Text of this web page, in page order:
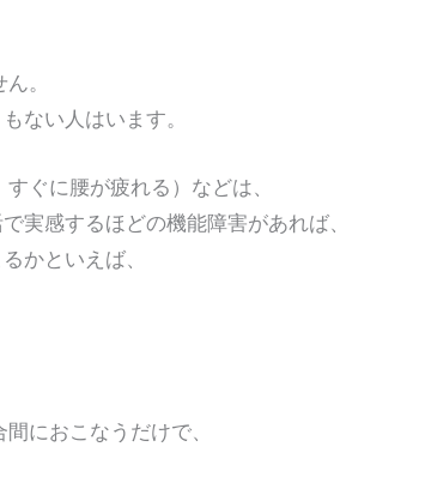
。
い人はいます。
ぐに腰が疲れる）などは、
感するほどの機能障害があれば、
といえば、
におこなうだけで、